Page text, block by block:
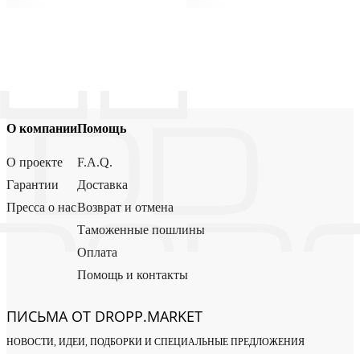
О компании
О проекте
Гарантии
Пресса о нас
Помощь
F.A.Q.
Доставка
Возврат и отмена
Таможенные пошлины
Оплата
Помощь и контакты
ПИСЬМА ОТ DROPP.MARKET
НОВОСТИ, ИДЕИ, ПОДБОРКИ И СПЕЦИАЛЬНЫЕ ПРЕДЛОЖЕНИЯ